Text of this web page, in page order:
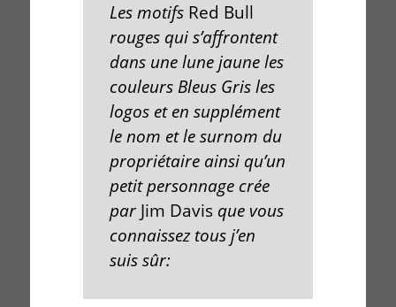
Les motifs Red Bull
rouges qui s’affrontent
dans une lune jaune les
couleurs Bleus Gris les
logos et en supplément
le nom et le surnom du
propriétaire ainsi qu’un
petit personnage crée
par Jim Davis que vous
connaissez tous j’en
suis sûr: